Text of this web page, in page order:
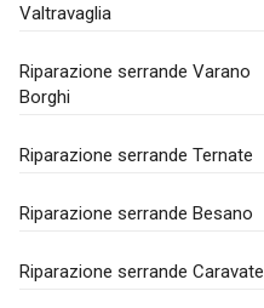
Valtravaglia
Riparazione serrande Varano
Borghi
Riparazione serrande Ternate
Riparazione serrande Besano
Riparazione serrande Caravate